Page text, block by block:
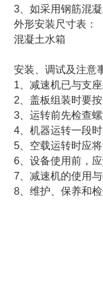
3、如采用钢筋混
外形安装尺寸表：
混凝土水箱
安装、调试及注意
1、减速机已与支
2、盖板组装时要
3、运转前先检查
4、机器运转一段
5、空载运转时应
6、设备使用前，
7、减速机的使用
8、维护、保养和